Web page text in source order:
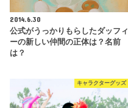
2014.6.30
公式がうっかりもらしたダッフィ
ーの新しい仲間の正体は？名前
は？
キャラクターグッズ